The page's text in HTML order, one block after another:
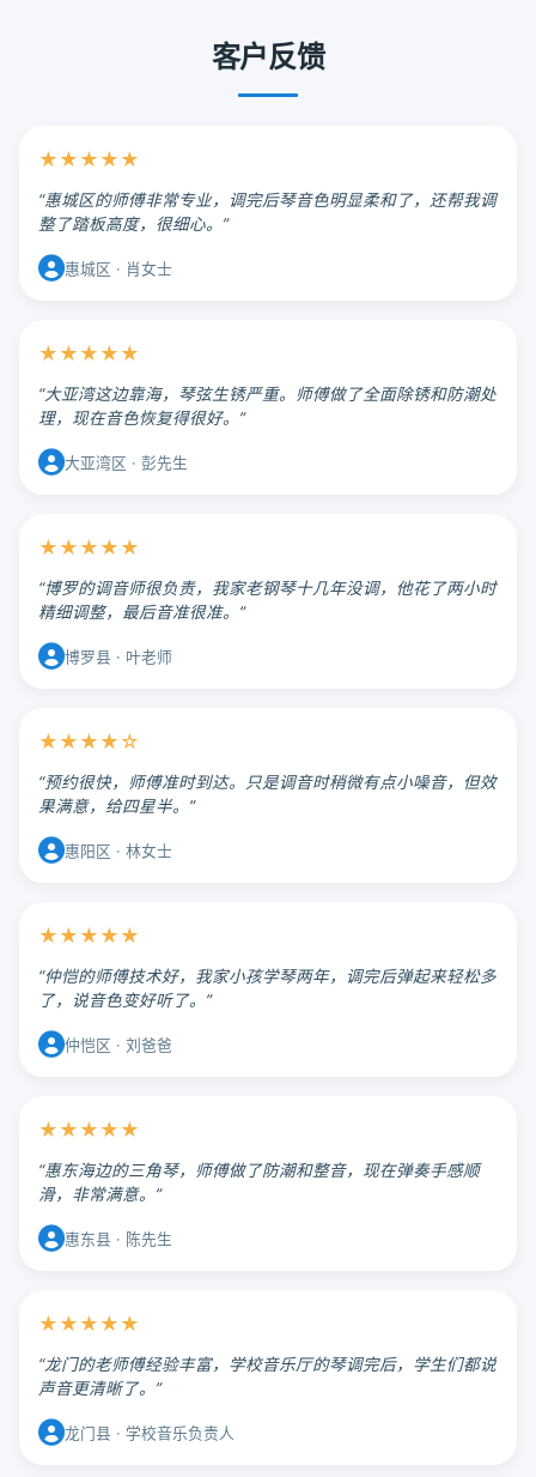
客户反馈
★★★★★
“惠城区的师傅非常专业，调完后琴音色明显柔和了，还帮我调
整了踏板高度，很细心。”
惠城区 · 肖女士
★★★★★
“大亚湾这边靠海，琴弦生锈严重。师傅做了全面除锈和防潮处
理，现在音色恢复得很好。”
大亚湾区 · 彭先生
★★★★★
“博罗的调音师很负责，我家老钢琴十几年没调，他花了两小时
精细调整，最后音准很准。”
博罗县 · 叶老师
★★★★☆
“预约很快，师傅准时到达。只是调音时稍微有点小噪音，但效
果满意，给四星半。”
惠阳区 · 林女士
★★★★★
“仲恺的师傅技术好，我家小孩学琴两年，调完后弹起来轻松多
了，说音色变好听了。”
仲恺区 · 刘爸爸
★★★★★
“惠东海边的三角琴，师傅做了防潮和整音，现在弹奏手感顺
滑，非常满意。”
惠东县 · 陈先生
★★★★★
“龙门的老师傅经验丰富，学校音乐厅的琴调完后，学生们都说
声音更清晰了。”
龙门县 · 学校音乐负责人